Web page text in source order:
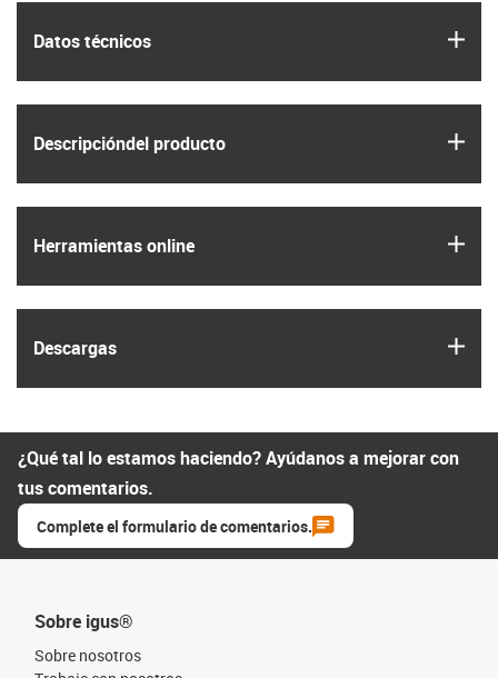
Datos técnicos
Descripción­del producto
Herramientas online
Descargas
¿Qué tal lo estamos haciendo? Ayúdanos a mejorar con
tus comentarios.
Complete el formulario de comentarios.
Sobre igus®
Sobre nosotros